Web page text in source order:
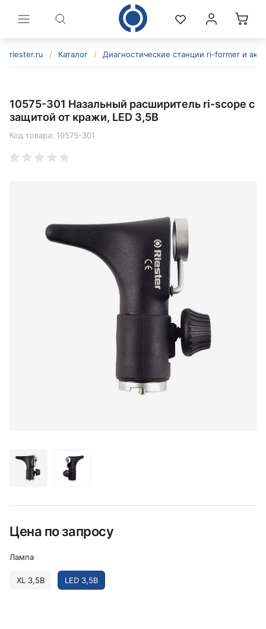
riester.ru / Каталог / Диагностические станции ri-former и
10575-301 Назальный расширитель ri-scope с
защитой от кражи, LED 3,5В
Код товара: 10575-301
Цена по запросу
Лампа
XL 3,5В LED 3,5В